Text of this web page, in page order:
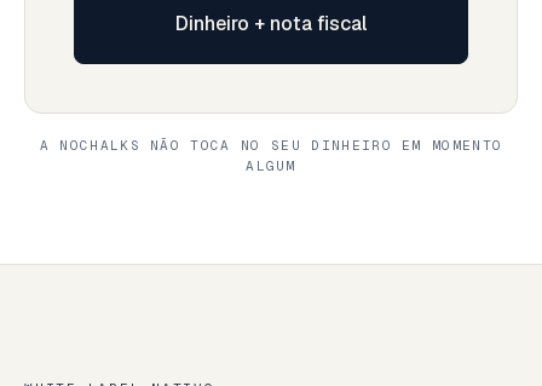
Dinheiro + nota fiscal
A NOCHALKS NÃO TOCA NO SEU DINHEIRO EM MOMENTO
ALGUM